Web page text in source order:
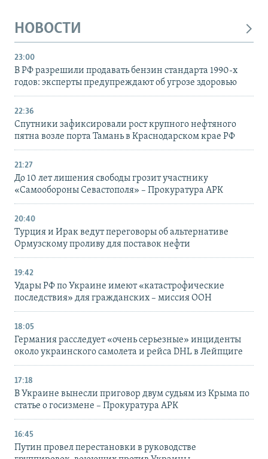
НОВОСТИ
23:00
В РФ разрешили продавать бензин стандарта 1990-х
годов: эксперты предупреждают об угрозе здоровью
22:36
Спутники зафиксировали рост крупного нефтяного
пятна возле порта Тамань в Краснодарском крае РФ
21:27
До 10 лет лишения свободы грозит участнику
«Самообороны Севастополя» – Прокуратура АРК
20:40
Турция и Ирак ведут переговоры об альтернативе
Ормузскому проливу для поставок нефти
19:42
Удары РФ по Украине имеют «катастрофические
последствия» для гражданских – миссия ООН
18:05
Германия расследует «очень серьезные» инциденты
около украинского самолета и рейса DHL в Лейпциге
17:18
В Украине вынесли приговор двум судьям из Крыма по
статье о госизмене – Прокуратура АРК
16:45
Путин провел перестановки в руководстве